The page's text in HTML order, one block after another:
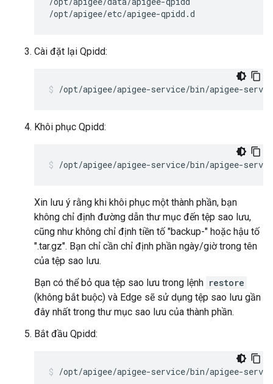
/opt/apigee/etc/apigee-qpidd.d
Cài đặt lại Qpidd:
/opt/apigee/apigee-service/bin/apigee-
Khôi phục Qpidd:
/opt/apigee/apigee-service/bin/apigee-
Xin lưu ý rằng khi khôi phục một thành phần, bạn
không chỉ định đường dẫn thư mục đến tệp sao lưu,
cũng như không chỉ định tiền tố "backup-" hoặc hậu tố
".tar.gz". Bạn chỉ cần chỉ định phần ngày/giờ trong tên
của tệp sao lưu.
Bạn có thể bỏ qua tệp sao lưu trong lệnh restore
(không bắt buộc) và Edge sẽ sử dụng tệp sao lưu gần
đây nhất trong thư mục sao lưu của thành phần.
Bắt đầu Qpidd:
/opt/apigee/apigee-service/bin/apigee-